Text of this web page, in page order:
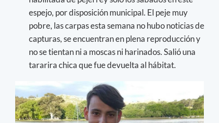
espejo, por disposición municipal. El peje muy
pobre, las carpas esta semana no hubo noticias de
capturas, se encuentran en plena reproducción y
no se tientan ni a moscas ni harinados. Salió una
tararira chica que fue devuelta al hábitat.